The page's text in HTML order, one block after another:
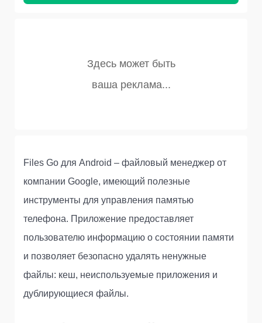
Files Go для Android – файловый менеджер от
компании Googlе, имеющий полезные
инструменты для управления памятью
телефона. Приложение предоставляет
пользователю информацию о состоянии памяти
и позволяет безопасно удалять ненужные
файлы: кеш, неиспользуемые приложения и
дублирующиеся файлы.